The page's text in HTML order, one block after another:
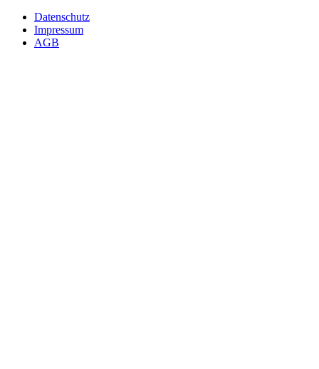
Datenschutz
Impressum
AGB